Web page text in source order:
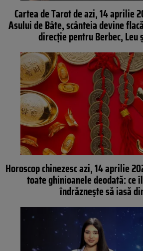
Cartea de Tarot de azi, 14 aprilie
Asului de Bâte, scânteia devine
direcție pentru Berbec, Leu
Horoscop chinezesc azi, 14 aprilie
toate ghinioanele deodată: ce
îndrăznește să iasă